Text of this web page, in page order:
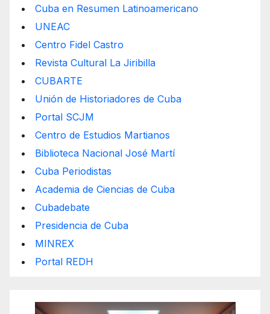
Cuba en Resumen Latinoamericano
UNEAC
Centro Fidel Castro
Revista Cultural La Jiribilla
CUBARTE
Unión de Historiadores de Cuba
Portal SCJM
Centro de Estudios Martianos
Biblioteca Nacional José Martí
Cuba Periodistas
Academia de Ciencias de Cuba
Cubadebate
Presidencia de Cuba
MINREX
Portal REDH